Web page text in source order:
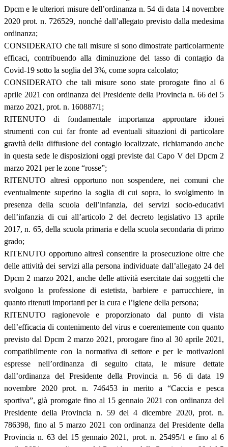
Dpcm e le ulteriori misure dell’ordinanza n. 54 di data 14 novembre
2020 prot. n. 726529, nonché dall’allegato previsto dalla medesima
ordinanza;
CONSIDERATO che tali misure si sono dimostrate particolarmente
efficaci, contribuendo alla diminuzione del tasso di contagio da
Covid-19 sotto la soglia del 3%, come sopra calcolato;
CONSIDERATO che tali misure sono state prorogate fino al 6
aprile 2021 con ordinanza del Presidente della Provincia n. 66 del 5
marzo 2021, prot. n. 160887/1;
RITENUTO di fondamentale importanza approntare idonei
strumenti con cui far fronte ad eventuali situazioni di particolare
gravità della diffusione del contagio localizzate, richiamando anche
in questa sede le disposizioni oggi previste dal Capo V del Dpcm 2
marzo 2021 per le zone “rosse”;
RITENUTO altresì opportuno non sospendere, nei comuni che
eventualmente superino la soglia di cui sopra, lo svolgimento in
presenza della scuola dell’infanzia, dei servizi socio-educativi
dell’infanzia di cui all’articolo 2 del decreto legislativo 13 aprile
2017, n. 65, della scuola primaria e della scuola secondaria di primo
grado;
RITENUTO opportuno altresì consentire la prosecuzione oltre che
delle attività dei servizi alla persona individuate dall’allegato 24 del
Dpcm 2 marzo 2021, anche delle attività esercitate dai soggetti che
svolgono la professione di estetista, barbiere e parrucchiere, in
quanto ritenuti importanti per la cura e l’igiene della persona;
RITENUTO ragionevole e proporzionato dal punto di vista
dell’efficacia di contenimento del virus e coerentemente con quanto
previsto dal Dpcm 2 marzo 2021, prorogare fino al 30 aprile 2021,
compatibilmente con la normativa di settore e per le motivazioni
espresse nell’ordinanza di seguito citata, le misure dettate
dall’ordinanza del Presidente della Provincia n. 56 di data 19
novembre 2020 prot. n. 746453 in merito a “Caccia e pesca
sportiva”, già prorogate fino al 15 gennaio 2021 con ordinanza del
Presidente della Provincia n. 59 del 4 dicembre 2020, prot. n.
786398, fino al 5 marzo 2021 con ordinanza del Presidente della
Provincia n. 63 del 15 gennaio 2021, prot. n. 25495/1 e fino al 6